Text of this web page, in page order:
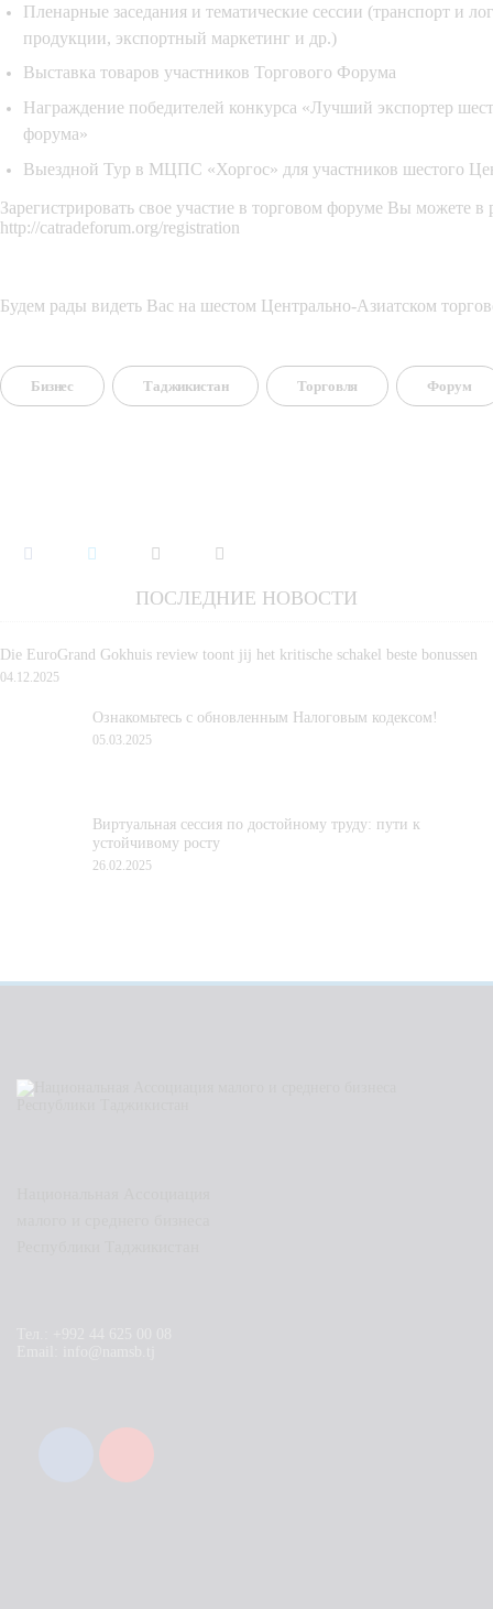
Пленарные заседания и тематические сессии (транспорт и
продукции, экспортный маркетинг и др.)
Выставка товаров участников Торгового Форума
Награждение победителей конкурса «Лучший экспортер
форума»
Выездной Тур в МЦПС «Хоргос» для участников шестого
Зарегистрировать свое участие в торговом форуме Вы можете в
http://catradeforum.org/registration
Будем рады видеть Вас на шестом Центрально-Азиатском
Бизнес Таджикистан Торговля Форум
ПОСЛЕДНИЕ НОВОСТИ
Die EuroGrand Gokhuis review toont jij het kritische schakel beste bonussen
04.12.2025
Ознакомьтесь с обновленным Налоговым кодексом!
05.03.2025
Виртуальная сессия по достойному труду: пути к
устойчивому росту
26.02.2025